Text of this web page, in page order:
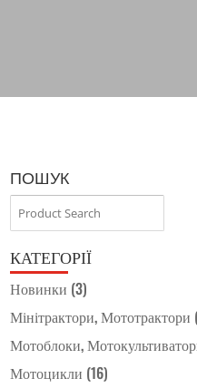
ПОШУК
КАТЕГОРІЇ
Новинки (3)
Мінітрактори, Мототрактори
Мотоблоки,
Мотоцикли (16)